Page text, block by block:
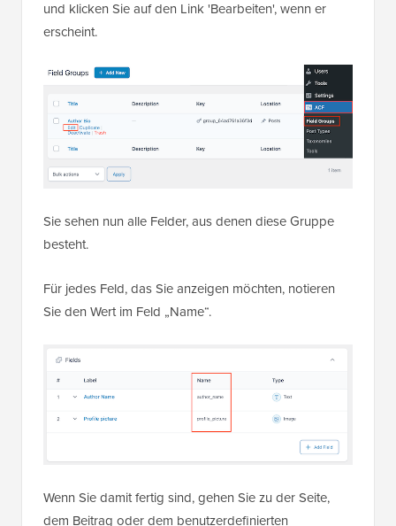
und klicken Sie auf den Link 'Bearbeiten', wenn er
erscheint.
Sie sehen nun alle Felder, aus denen diese Gruppe
besteht.
Für jedes Feld, das Sie anzeigen möchten, notieren
Sie den Wert im Feld „Name“.
Wenn Sie damit fertig sind, gehen Sie zu der Seite,
dem Beitrag oder dem benutzerdefinierten